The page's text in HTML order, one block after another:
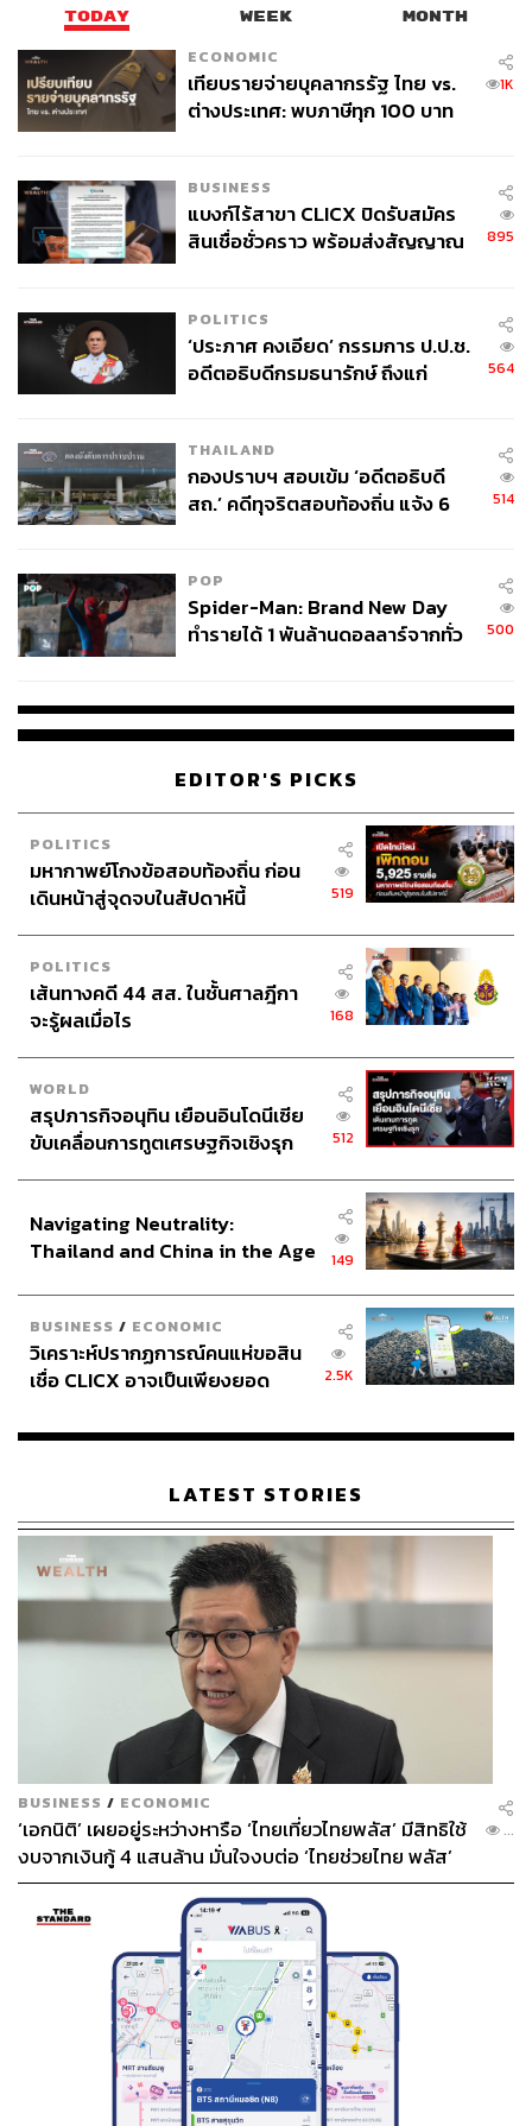
ช่องทางติดตาม THE STANDARD WEALTH
Instagram:instagram.com/thestandardwealth
Official Line:https://lin.ee/xfPbXUP
สามารถติดตาม THE STANDARD WEALTH
ผ่านแอปพลิเคชันต่างๆ ที่คุณสะดวกหรือใช้งานอยู่แล้วได้เลย
TAGS: พันธบัตร กองทุน SCB CIO
จัดพอร์ตหุ้น
การลงทุน
ตลาดหุ้น ตราสารหนี้
68
ABOUT THE AUTHOR
THE STANDARD WEALTH
สำนักข่าวเศรษฐกิจ ธุรกิจ และการลงทุน โดย
ทีมข่าว THE STANDARD
TODAY WEEK MONTH
ECONOMIC
เทียบรายจ่ายบุคลากรรัฐ ไทย vs.
ต่างประเทศ: พบภาษีทุก 100 บาท
1K
BUSINESS
แบงก์ไร้สาขา CLICX ปิดรับสมัคร
สินเชื่อชั่วคราว พร้อมส่งสัญญาณ
895
POLITICS
‘ประภาศ คงเอียด’ กรรมการ ป.ป.ช.
อดีตอธิบดีกรมธนารักษ์ ถึงแก่
564
THAILAND
กองปราบฯ สอบเข้ม ‘อดีตอธิบดี
สถ.’ คดีทุจริตสอบท้องถิ่น แจ้ง 6
514
POP
Spider-Man: Brand New Day
ทำรายได้ 1 พันล้านดอลลาร์จากทั่ว
500
EDITOR'S PICKS
POLITICS
มหากาพย์โกงข้อสอบท้องถิ่น ก่อน
เดินหน้าสู่จุดจบในสัปดาห์นี้
519
POLITICS
เส้นทางคดี 44 สส. ในชั้นศาลฎีกา
จะรู้ผลเมื่อไร
168
WORLD
สรุปภารกิจอนุทิน เยือนอินโดนีเซีย
ขับเคลื่อนการทูตเศรษฐกิจเชิงรุก
512
Navigating Neutrality:
Thailand and China in the Age
149
BUSINESS / ECONOMIC
วิเคราะห์ปรากฏการณ์คนแห่ขอสิน
เชื่อ CLICX อาจเป็นเพียงยอด
เรือนไทยที่ถูกซุกไว้
2.5K
LATEST STORIES
BUSINESS / ECONOMIC
‘เอกนิติ’ เผยอยู่ระหว่างหารือ ‘ไทยเที่ยวไทยพลัส’ มีสิทธิใช้
งบจากเงินกู้ 4 แสนล้าน มั่นใจงบต่อ ‘ไทยช่วยไทย พลัส’
เฟส 2 มีเพียงพอ
...